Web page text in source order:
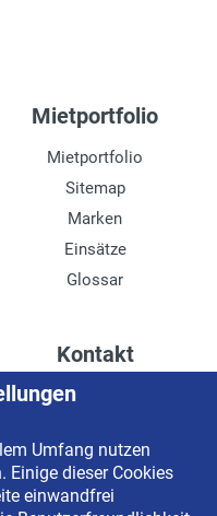
Mietportfolio
Mietportfolio
Sitemap
Marken
Einsätze
Glossar
Kontakt
Kontaktformular
Impressum
Datenschutzerklärung
Umfang nutzen
Einige dieser Cookies
einwandfrei